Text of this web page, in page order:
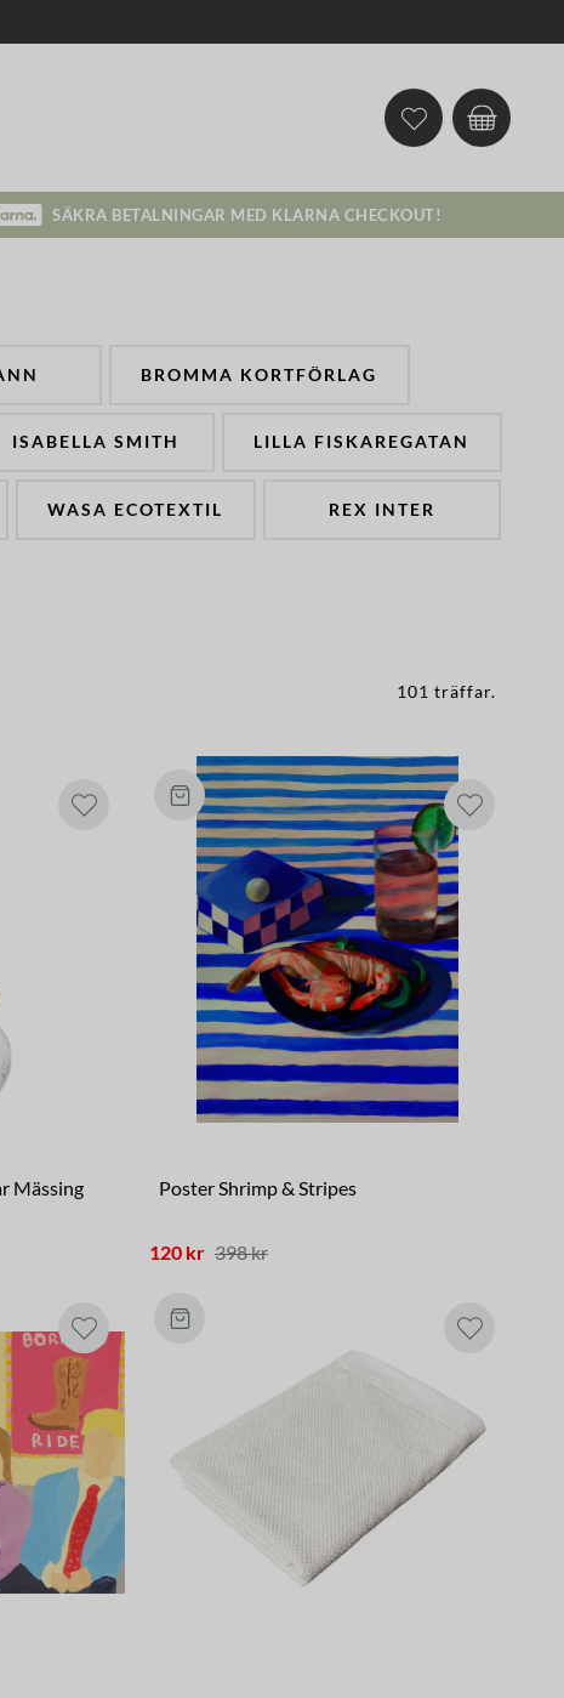
SÄKRA BETALNINGAR MED KLARNA CHECKOUT!
BROMMA KORTFÖRLAG
ISABELLA SMITH LILLA FISKAREGATAN
WASA ECOTEXTIL REX INTER
101 träffar.
Mässing Poster Shrimp & Stripes
120 kr 398 kr